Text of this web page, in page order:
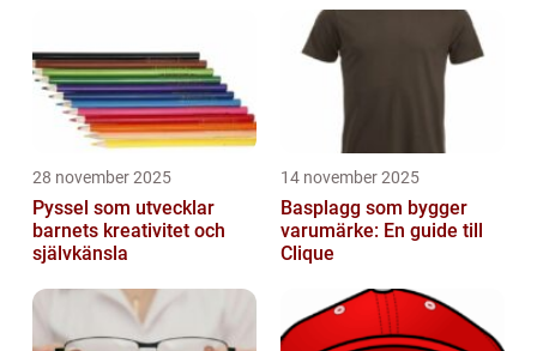
hem under högtidssäsongen. Men vad
28 november 2025
Pyssel som utvecklar
barnets kreativitet och
självkänsla
14 november 2025
Basplagg som bygger
varumärke: En guide till
Clique